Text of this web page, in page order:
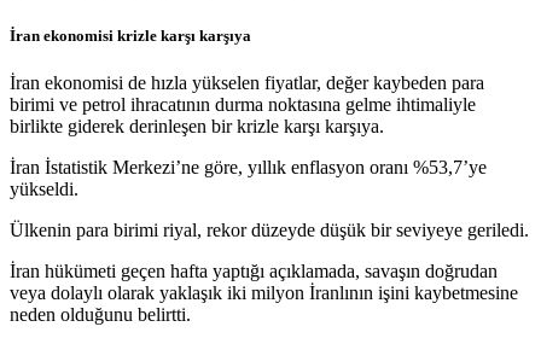
İran ekonomisi krizle karşı karşıya
İran ekonomisi de hızla yükselen fiyatlar, değer kaybeden para
birimi ve petrol ihracatının durma noktasına gelme ihtimaliyle
birlikte giderek derinleşen bir krizle karşı karşıya.
İran İstatistik Merkezi’ne göre, yıllık enflasyon oranı %53,7’ye
yükseldi.
Ülkenin para birimi riyal, rekor düzeyde düşük bir seviyeye geriledi.
İran hükümeti geçen hafta yaptığı açıklamada, savaşın doğrudan
veya dolaylı olarak yaklaşık iki milyon İranlının işini kaybetmesine
neden olduğunu belirtti.